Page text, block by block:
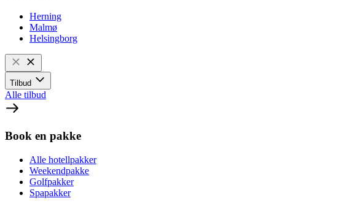
Herning
Malmø
Helsingborg
Tilbud
Alle tilbud
Book en pakke
Alle hotellpakker
Weekendpakke
Golfpakker
Spapakker